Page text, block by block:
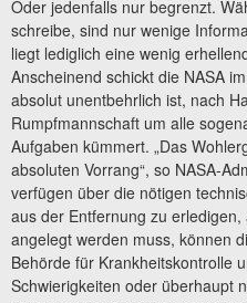
Oder jedenfalls nur begrenzt.
schreibe, sind nur wenige
liegt lediglich eine wenig
Anscheinend schickt die NASA
absolut unentbehrlich ist, nach
Rumpfmannschaft um alle
Aufgaben kümmert. „Das
absoluten Vorrang“, so NASA-
verfügen über die nötigen
aus der Entfernung zu
angelegt werden muss, können
Behörde für Krankheitskontrolle
Schwierigkeiten oder überhaupt